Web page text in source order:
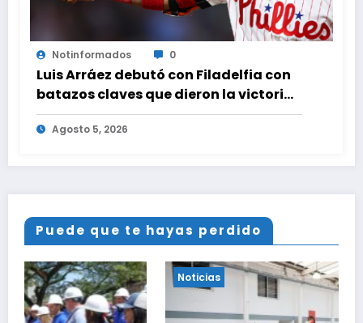
Notinformados 0
Luis Arráez debutó con Filadelfia con
batazos claves que dieron la victoria
ante Nacionales
Agosto 5, 2026
Puede que te hayas perdido
Noticias